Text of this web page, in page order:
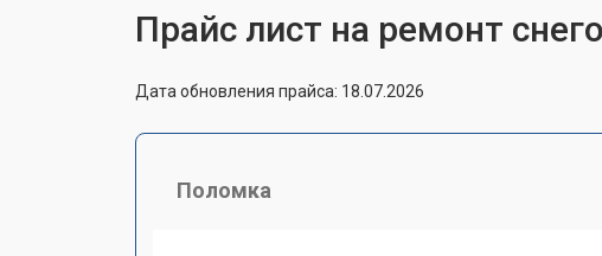
Прайс лист на ремонт
Дата обновления прайса: 18.07.2026
Поломка